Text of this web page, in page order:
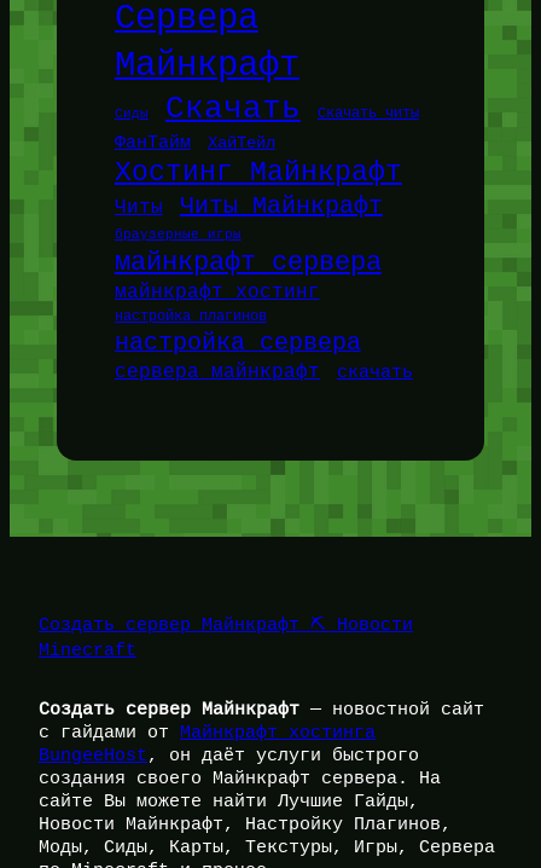
Сервера
Майнкрафт
Сиды Скачать Скачать читы
ФанТайм ХайТейл
Хостинг Майнкрафт
Читы Читы Майнкрафт
браузерные игры
майнкрафт сервера
майнкрафт хостинг
настройка плагинов
настройка сервера
сервера майнкрафт скачать
Создать сервер Майнкрафт ⛏️ Новости
Minecraft
Создать сервер Майнкрафт — новостной сайт
с гайдами от Майнкрафт хостинга
BungeeHost, он даёт услуги быстрого
создания своего Майнкрафт сервера. На
сайте Вы можете найти Лучшие Гайды,
Новости Майнкрафт, Настройку Плагинов,
Моды, Сиды, Карты, Текстуры, Игры, Сервера